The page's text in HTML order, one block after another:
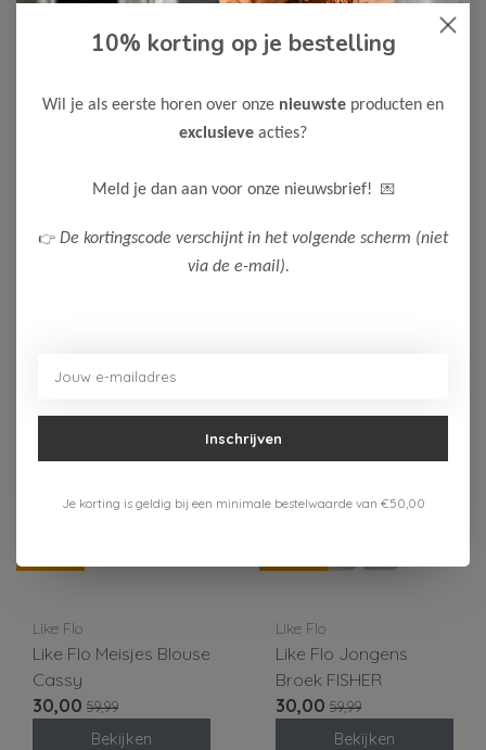
Broek Frankys
Bekijken
Like Flo
Spencer Dani
Like Flo
Like Flo Meisjes Blouse
Cassy
30,00 59,99
Bekijken
Like Flo
Like Flo Jongens
Broek FISHER
30,00 59,99
Bekijken
10% korting op je bestelling
Wil je als eerste horen over onze nieuwste producten en
exclusieve acties?
Meld je dan aan voor onze nieuwsbrief! 💌
👉 De kortingscode verschijnt in het volgende scherm (niet
via de e-mail).
Inschrijven
Je korting is geldig bij een minimale bestelwaarde van €50,00